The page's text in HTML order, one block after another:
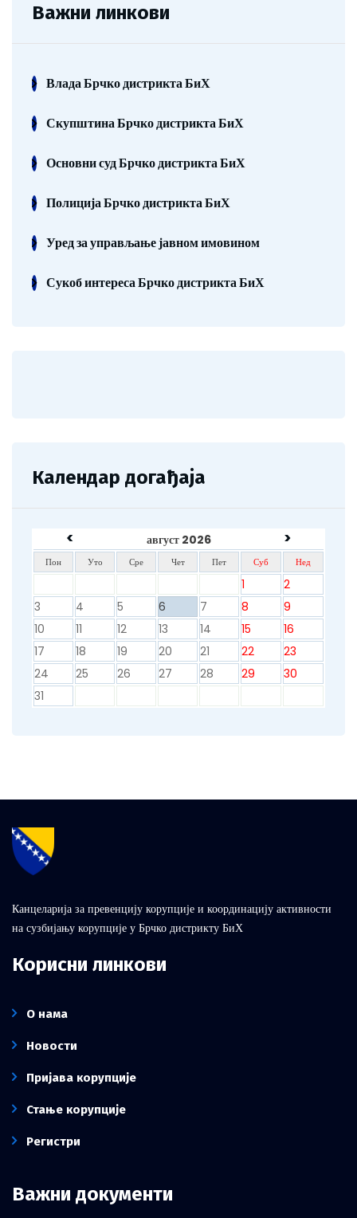
Важни линкови
Влада Брчко дистрикта БиХ
Скупштина Брчко дистрикта БиХ
Основни суд Брчко дистрикта БиХ
Полиција Брчко дистрикта БиХ
Уред за управљање јавном имовином
Сукоб интереса Брчко дистрикта БиХ
Календар догађаја
< август 2026 >
Пон Уто Сре Чет Пет Суб Нед
1
2
3
4 5 6 7 8
9
10
11 12 13 14 15
16
17
18 19 20 21 22
23
24
25 26 27 28 29
30
31
Канцеларија за превенцију корупције и координацију активности
на сузбијању корупције у Брчко дистрикту БиХ
Корисни линкови
О нама
Новости
Пријава корупције
Стање корупције
Регистри
Важни документи